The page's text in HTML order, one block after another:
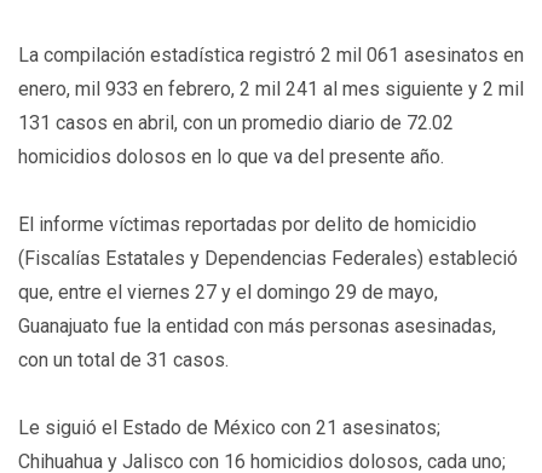
La compilación estadística registró 2 mil 061 asesinatos en
enero, mil 933 en febrero, 2 mil 241 al mes siguiente y 2 mil
131 casos en abril, con un promedio diario de 72.02
homicidios dolosos en lo que va del presente año.
El informe víctimas reportadas por delito de homicidio
(Fiscalías Estatales y Dependencias Federales) estableció
que, entre el viernes 27 y el domingo 29 de mayo,
Guanajuato fue la entidad con más personas asesinadas,
con un total de 31 casos.
Le siguió el Estado de México con 21 asesinatos;
Chihuahua y Jalisco con 16 homicidios dolosos, cada uno;